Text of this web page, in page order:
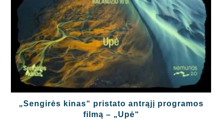
„Sengirės kinas“ pristato antrąjį programos
filmą – „Upė“